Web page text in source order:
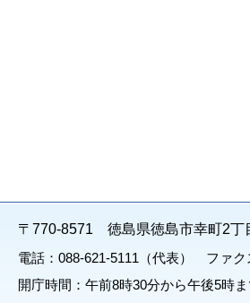
〒770-8571 徳島県徳島市幸町2丁
電話：088-621-5111（代表） ファク
開庁時間：午前8時30分から午後5時